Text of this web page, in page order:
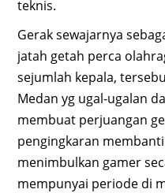
teknis.
Gerak sewajarnya
jatah getah perca
sejumlah kepala,
Medan yg ugal-ugalan
membuat perjuangan
pengingkaran
menimbulkan gamer
mempunyai periode di